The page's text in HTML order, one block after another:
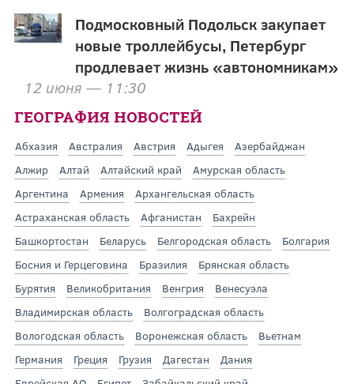
Подмосковный Подольск закупает
новые троллейбусы, Петербург
продлевает жизнь «автономникам»
12 июня — 11:30
ГЕОГРАФИЯ НОВОСТЕЙ
Абхазия Австралия Австрия Адыгея
Азербайджан
Алжир
Алтай Алтайский край
Амурская область
Аргентина
Армения
Архангельская область
Астраханская область
Афганистан
Бахрейн
Башкортостан
Беларусь Белгородская область
Болгария
Босния и Герцеговина
Бразилия
Брянская область
Бурятия
Великобритания Венгрия
Венесуэла
Владимирская область
Волгоградская область
Вологодская область
Воронежская область
Вьетнам
Германия
Греция Грузия Дагестан
Дания